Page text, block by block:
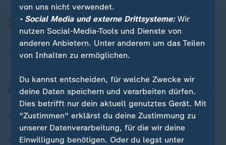
Aktuell bei ZDFheute
Zuletzt veröffentlicht
Aktuelle Sendungs-Videos
von uns nicht verwendet.
• Social Media und externe Drittsysteme:Wir
nutzen Social-Media-Tools und Dienste von
anderen Anbietern. Unter anderem um das Teilen
von Inhalten zu ermöglichen.
Du kannst entscheiden, für welche Zwecke wir
deine Daten speichern und verarbeiten dürfen.
Dies betrifft nur dein aktuell genutztes Gerät. Mit
"Zustimmen" erklärst du deine Zustimmung zu
unserer Datenverarbeitung, für die wir deine
Einwilligung benötigen. Oder du legst unter